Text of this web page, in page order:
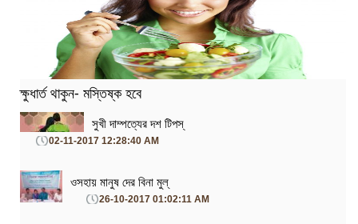
ক্ষুধার্ত থাকুন- মস্তিষ্ক হবে
সুখী দাম্পত্যের দশ টিপস্
02-11-2017 12:28:40 AM
ওসহায় মানুষ দের বিনা মুল্
26-10-2017 01:02:11 AM